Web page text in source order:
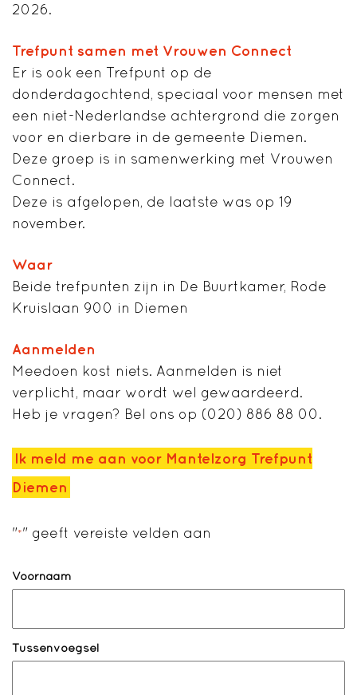
2026.
Trefpunt samen met Vrouwen Connect
Er is ook een Trefpunt op de
donderdagochtend, speciaal voor mensen met
een niet-Nederlandse achtergrond die zorgen
voor en dierbare in de gemeente Diemen.
Deze groep is in samenwerking met Vrouwen
Connect.
Deze is afgelopen, de laatste was op 19
november.
Waar
Beide trefpunten zijn in De Buurtkamer, Rode
Kruislaan 900 in Diemen
Aanmelden
Meedoen kost niets. Aanmelden is niet
verplicht, maar wordt wel gewaardeerd.
Heb je vragen? Bel ons op (020) 886 88 00.
Ik meld me aan voor Mantelzorg Trefpunt
Diemen
"*" geeft vereiste velden aan
Naam *
Voornaam
Tussenvoegsel